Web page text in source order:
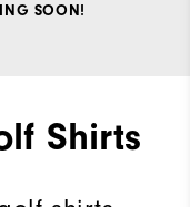
SOON!
Shirts